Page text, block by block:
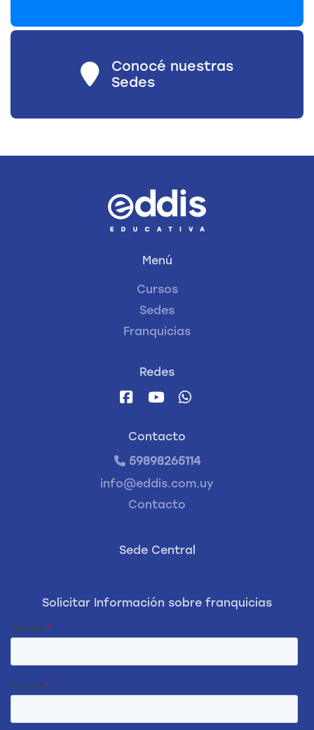
Conocé nuestras
Sedes
Menú
Cursos
Sedes
Franquicias
Redes
Contacto
59898265114
info@eddis.com.uy
Contacto
Sede Central
Solicitar Información sobre franquicias